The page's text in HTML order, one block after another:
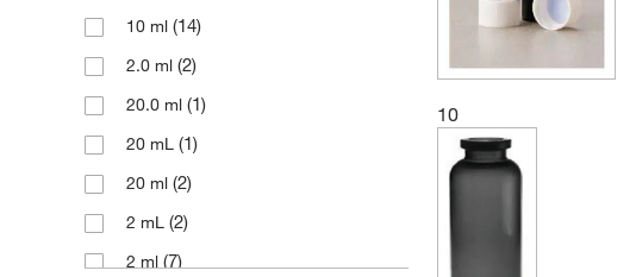
10 ml (14)
2.0 ml (2)
20.0 ml (1)
20 mL (1)
20 ml (2)
2 mL (2)
2 ml (7)
10